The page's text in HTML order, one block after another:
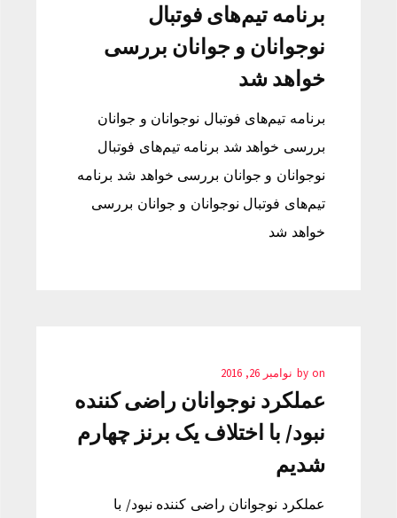
برنامه تیم‌های فوتبال
نوجوانان و جوانان بررسی
خواهد شد
برنامه تیم‌های فوتبال نوجوانان و جوانان
بررسی خواهد شد برنامه تیم‌های فوتبال
نوجوانان و جوانان بررسی خواهد شد برنامه
تیم‌های فوتبال نوجوانان و جوانان بررسی
خواهد شد
by on نوامبر 26, 2016
عملکرد نوجوانان راضی کننده
نبود/ با اختلاف یک برنز چهارم
شدیم
عملکرد نوجوانان راضی کننده نبود/ با